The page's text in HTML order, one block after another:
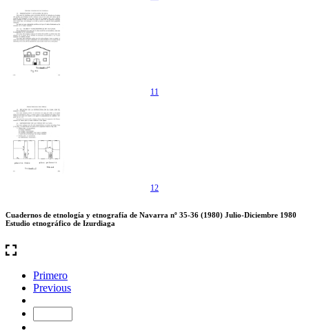
11
12
Cuadernos de etnología y etnografía de Navarra nº 35-36 (1980) Julio-Diciembre 1980
Estudio etnográfico de Izurdiaga
Primero
Previous